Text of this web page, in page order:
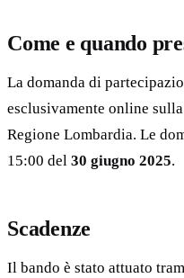
Come e quando
La domanda di
esclusivamente online
Regione Lombardia. Le
15:00 del 30 giugno 2025.
Scadenze
Il bando è stato attuato